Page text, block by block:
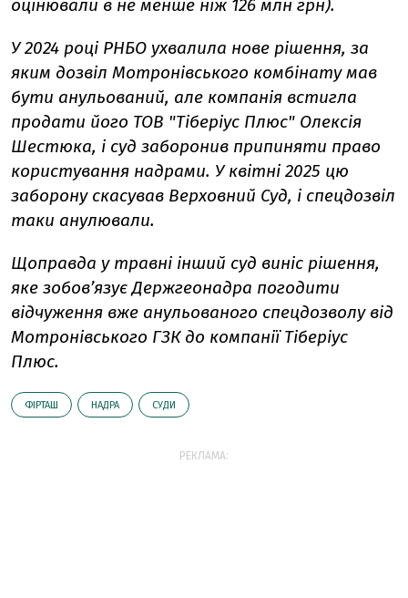
оцінювали в не менше ніж 126 млн грн).
У 2024 році РНБО ухвалила нове рішення, за
яким дозвіл Мотронівського комбінату мав
бути анульований, але компанія встигла
продати його ТОВ "Тіберіус Плюс" Олексія
Шестюка, і суд заборонив припиняти право
користування надрами. У квітні 2025 цю
заборону скасував Верховний Суд, і спецдозвіл
таки анулювали.
Щоправда у травні інший суд виніс рішення,
яке зобовʼязує Держгеонадра погодити
відчуження вже анульованого спецдозволу від
Мотронівського ГЗК до компанії Тіберіус
Плюс.
ФІРТАШ НАДРА СУДИ
РЕКЛАМА: